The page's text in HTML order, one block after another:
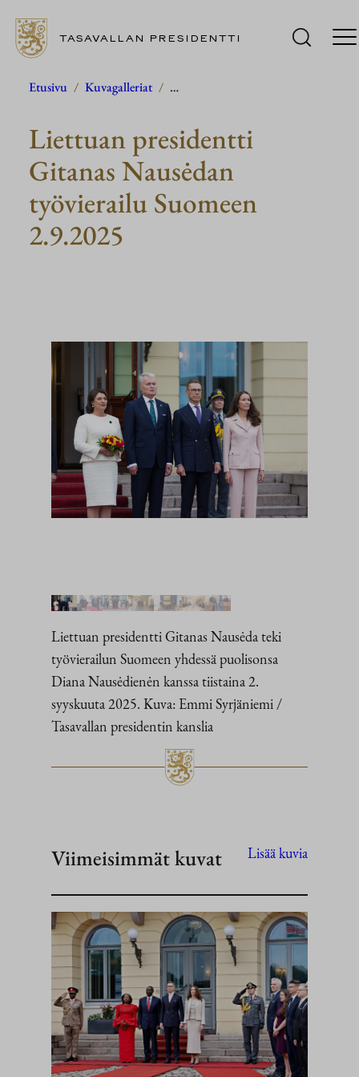
Siirry
TASAVALLAN PRESIDENTTI
Etusivu / Kuvagalleriat / …
Liettuan presidentti
Gitanas Nausėdan
työvierailu Suomeen
2.9.2025
Liettuan presidentti Gitanas Nausėda teki
työvierailun Suomeen yhdessä puolisonsa
Diana Nausėdienėn kanssa tiistaina 2.
syyskuuta 2025. Kuva: Emmi Syrjäniemi /
Tasavallan presidentin kanslia
Viimeisimmät kuvat Lisää kuvia